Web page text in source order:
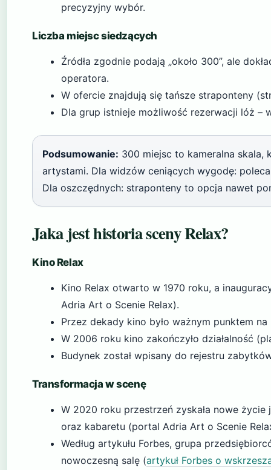
precyzyjny wybór.
Liczba miejsc siedzących
Źródła zgodnie podają „około 300”, ale
operatora.
W ofercie znajdują się tańsze straponteny
Dla grup istnieje możliwość rezerwacji lóż –
Podsumowanie: 300 miejsc to kameralna
artystami. Dla widzów ceniących wygodę:
Dla oszczędnych: straponteny to opcja nawet
Jaka jest historia sceny Relax?
Kino Relax
Kino Relax otwarto w 1970 roku, a
Adria Art o Scenie Relax).
Przez dekady kino było ważnym punktem
W 2006 roku kino zakończyło działalność
Budynek został wpisany do rejestru
Transformacja w scenę
W 2020 roku przestrzeń zyskała nowe
oraz kabaretu (portal Adria Art o Scenie
Według artykułu Forbes, grupa
nowoczesną salę (artykuł Forbes o